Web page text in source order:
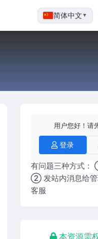
简体中文 ▼
用户您好！请
登录
有问题三种方式
② 发站内消息给
客服
本资源需